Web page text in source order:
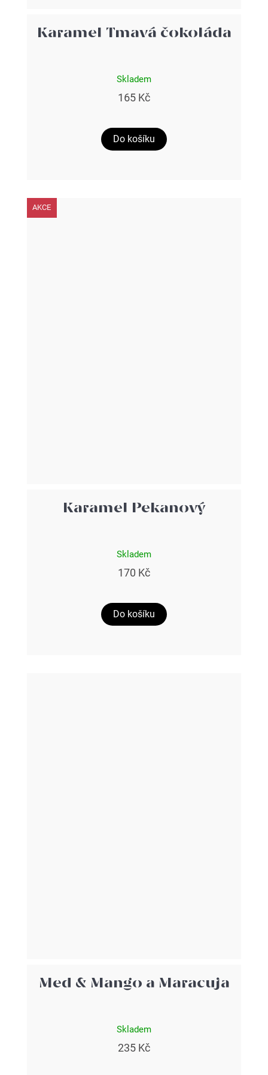
Karamel Tmavá čokoláda
Skladem
165 Kč
Do košíku
AKCE
Karamel Pekanový
Skladem
170 Kč
Do košíku
Med & Mango a Maracuja
Skladem
235 Kč